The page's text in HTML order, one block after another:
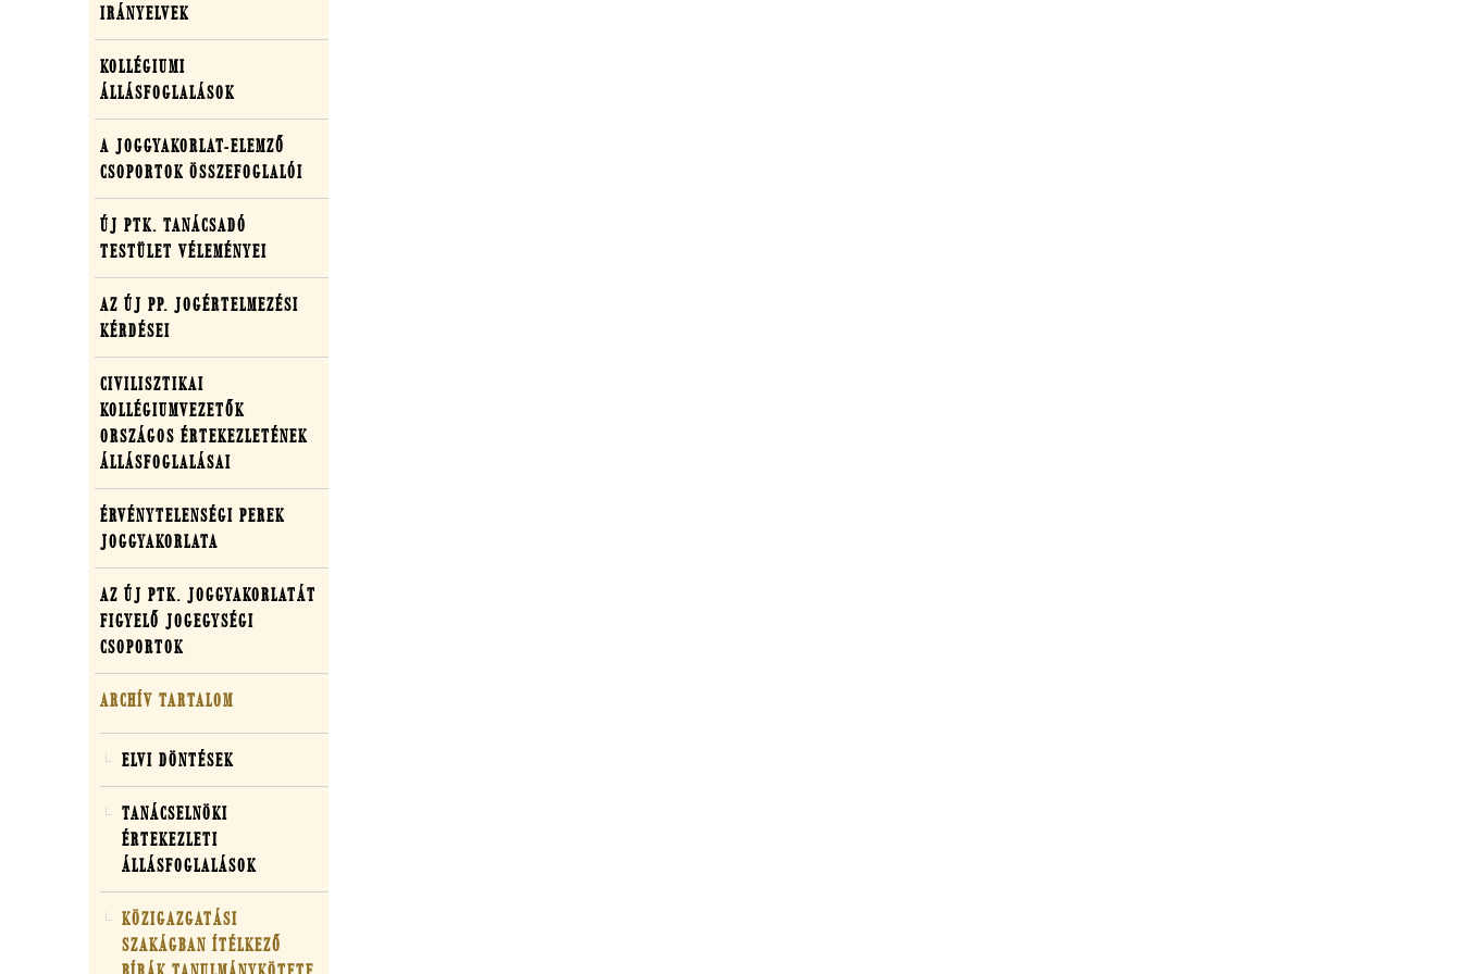
szakmai
anyagai
IRÁNYELVEK
KOLLÉGIUMI
ÁLLÁSFOGLALÁSOK
A JOGGYAKORLAT-ELEMZŐ
CSOPORTOK ÖSSZEFOGLALÓI
ÚJ PTK. TANÁCSADÓ
TESTÜLET VÉLEMÉNYEI
AZ ÚJ PP. JOGÉRTELMEZÉSI
KÉRDÉSEI
CIVILISZTIKAI
KOLLÉGIUMVEZETŐK
ORSZÁGOS ÉRTEKEZLETÉNEK
ÁLLÁSFOGLALÁSAI
ÉRVÉNYTELENSÉGI PEREK
JOGGYAKORLATA
AZ ÚJ PTK. JOGGYAKORLATÁT
FIGYELŐ JOGEGYSÉGI
CSOPORTOK
ARCHÍV TARTALOM
ELVI DÖNTÉSEK
TANÁCSELNÖKI
ÉRTEKEZLETI
ÁLLÁSFOGLALÁSOK
KÖZIGAZGATÁSI
SZAKÁGBAN ÍTÉLKEZŐ